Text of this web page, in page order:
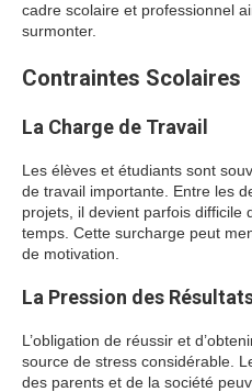
cadre scolaire et professionnel
surmonter.
Contraintes Scolaires
La Charge de Travail
Les élèves et étudiants sont
de travail importante. Entre les
projets, il devient parfois difficile
temps. Cette surcharge peut
de motivation.
La Pression des
L’obligation de réussir et
source de stress considérable.
des parents et de la société